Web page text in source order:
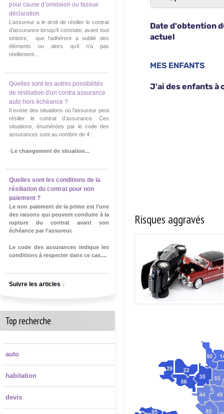
Risques aggravés
pour cause d’omission ou fassue
déclaration
L’assureur a le droit de résilier le contrat
d’assurance lorsqu’il constate, avant tout
sinistre, que l’adhérent a oublié des
éléments ou alors qu’il n’a pas
réellement...
Quelles sont les autres possibilités
de résiliation d'un contra assurance
auto hors échéance ?
Il existe des situations où l’assureur peut
résilier le contrat d’assurance. Ces
situations, énumérées par le code des
assurances sont au nombre de 4 :
-Le changement de situation...
Quelles sont les conditions de la
résiliation du contrat pour non
paiement ?
Le non paiement de la prime est l’une
des raisons qui peuvent conduire à la
rupture du contrat avant son
échéance par l’assureur.
Le code des assurances indique les
conditions à respecter dans ce cas....
Suivre les articles
Top recherche
auto
habitation
devis